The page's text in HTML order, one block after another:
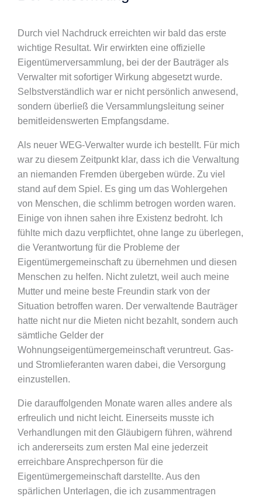
Durch viel Nachdruck erreichten wir bald das erste
wichtige Resultat. Wir erwirkten eine offizielle
Eigentümerversammlung, bei der der Bauträger als
Verwalter mit sofortiger Wirkung abgesetzt wurde.
Selbstverständlich war er nicht persönlich anwesend,
sondern überließ die Versammlungsleitung seiner
bemitleidenswerten Empfangsdame.
Als neuer WEG-Verwalter wurde ich bestellt. Für mich
war zu diesem Zeitpunkt klar, dass ich die Verwaltung
an niemanden Fremden übergeben würde. Zu viel
stand auf dem Spiel. Es ging um das Wohlergehen
von Menschen, die schlimm betrogen worden waren.
Einige von ihnen sahen ihre Existenz bedroht. Ich
fühlte mich dazu verpflichtet, ohne lange zu überlegen,
die Verantwortung für die Probleme der
Eigentümergemeinschaft zu übernehmen und diesen
Menschen zu helfen. Nicht zuletzt, weil auch meine
Mutter und meine beste Freundin stark von der
Situation betroffen waren. Der verwaltende Bauträger
hatte nicht nur die Mieten nicht bezahlt, sondern auch
sämtliche Gelder der
Wohnungseigentümergemeinschaft veruntreut. Gas-
und Stromlieferanten waren dabei, die Versorgung
einzustellen.
Die darauffolgenden Monate waren alles andere als
erfreulich und nicht leicht. Einerseits musste ich
Verhandlungen mit den Gläubigern führen, während
ich andererseits zum ersten Mal eine jederzeit
erreichbare Ansprechperson für die
Eigentümergemeinschaft darstellte. Aus den
spärlichen Unterlagen, die ich zusammentragen